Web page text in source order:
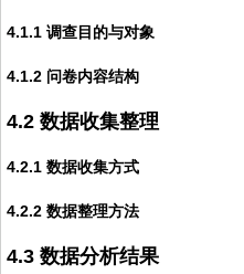
4.1.1 调查目的与对象
4.1.2 问卷内容结构
4.2 数据收集整理
4.2.1 数据收集方式
4.2.2 数据整理方法
4.3 数据分析结果